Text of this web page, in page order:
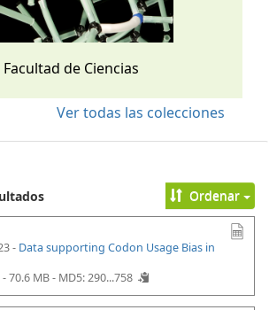
Facultad de Ciencias
Ver todas las colecciones
Ordenar
- Data supporting Codon Usage Bias in
70.6 MB - MD5: 290...758